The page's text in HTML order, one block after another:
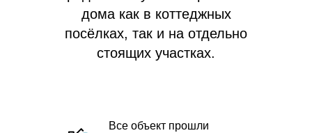
дома как в коттеджных
посёлках, так и на отдельно
стоящих участках.
Все объект прошли